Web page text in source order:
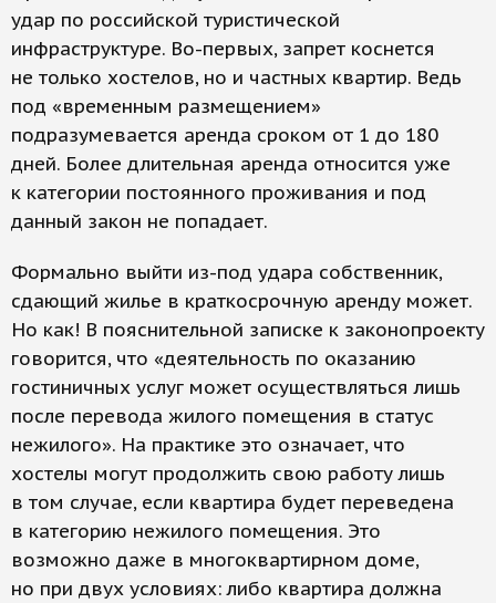
удар по российской туристической
инфраструктуре. Во-первых, запрет коснется
не только хостелов, но и частных квартир. Ведь
под «временным размещением»
подразумевается аренда сроком от 1 до 180
дней. Более длительная аренда относится уже
к категории постоянного проживания и под
данный закон не попадает.
Формально выйти из-под удара собственник,
сдающий жилье в краткосрочную аренду может.
Но как! В пояснительной записке к законопроекту
говорится, что «деятельность по оказанию
гостиничных услуг может осуществляться лишь
после перевода жилого помещения в статус
нежилого». На практике это означает, что
хостелы могут продолжить свою работу лишь
в том случае, если квартира будет переведена
в категорию нежилого помещения. Это
возможно даже в многоквартирном доме,
но при двух условиях: либо квартира должна